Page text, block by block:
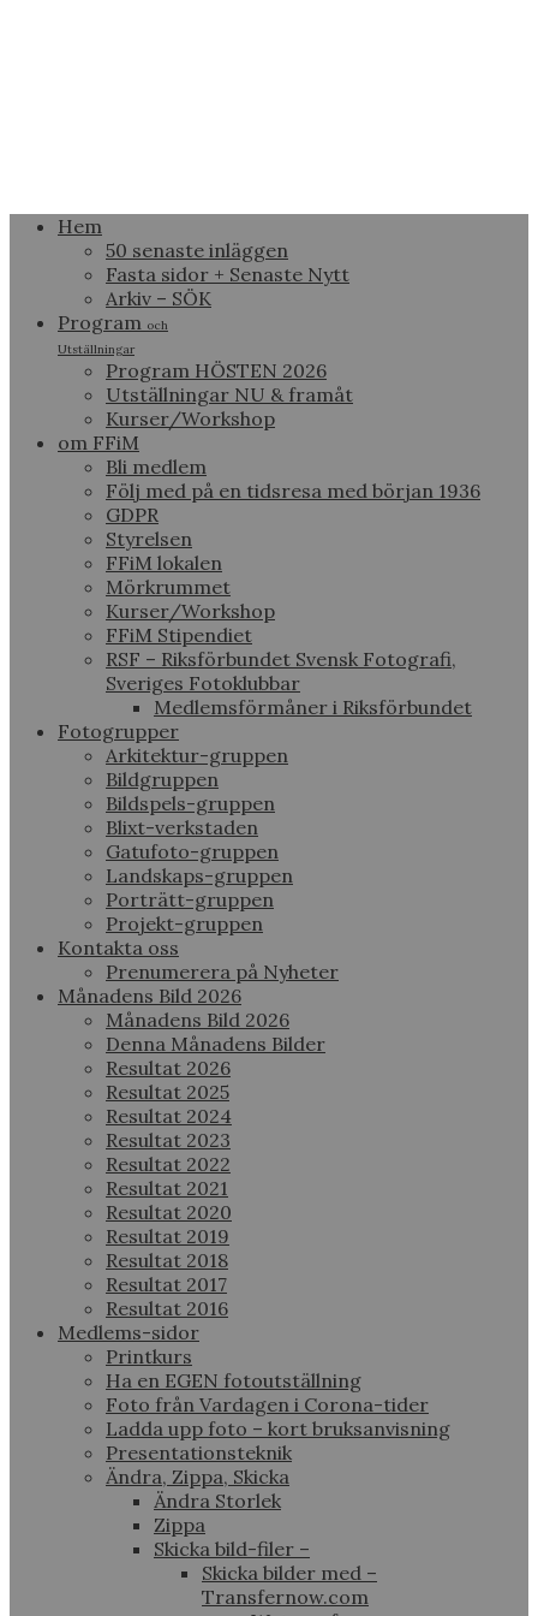
Hem
50 senaste inläggen
Fasta sidor + Senaste Nytt
Arkiv – SÖK
Program och
Utställningar
Program HÖSTEN 2026
Utställningar NU & framåt
Kurser/Workshop
om FFiM
Bli medlem
Följ med på en tidsresa med början 1936
GDPR
Styrelsen
FFiM lokalen
Mörkrummet
Kurser/Workshop
FFiM Stipendiet
RSF – Riksförbundet Svensk Fotografi,
Sveriges Fotoklubbar
Medlemsförmåner i Riksförbundet
Fotogrupper
Arkitektur-gruppen
Bildgruppen
Bildspels-gruppen
Blixt-verkstaden
Gatufoto-gruppen
Landskaps-gruppen
Porträtt-gruppen
Projekt-gruppen
Kontakta oss
Prenumerera på Nyheter
Månadens Bild 2026
Månadens Bild 2026
Denna Månadens Bilder
Resultat 2026
Resultat 2025
Resultat 2024
Resultat 2023
Resultat 2022
Resultat 2021
Resultat 2020
Resultat 2019
Resultat 2018
Resultat 2017
Resultat 2016
Medlems-sidor
Printkurs
Ha en EGEN fotoutställning
Foto från Vardagen i Corona-tider
Ladda upp foto – kort bruksanvisning
Presentationsteknik
Ändra, Zippa, Skicka
Ändra Storlek
Zippa
Skicka bild-filer –
Skicka bilder med –
Transfernow.com